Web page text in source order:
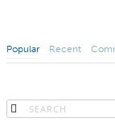
Popular Recent